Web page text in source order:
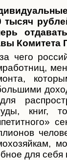
тысяч
Комитета
чего
книг,
для себя